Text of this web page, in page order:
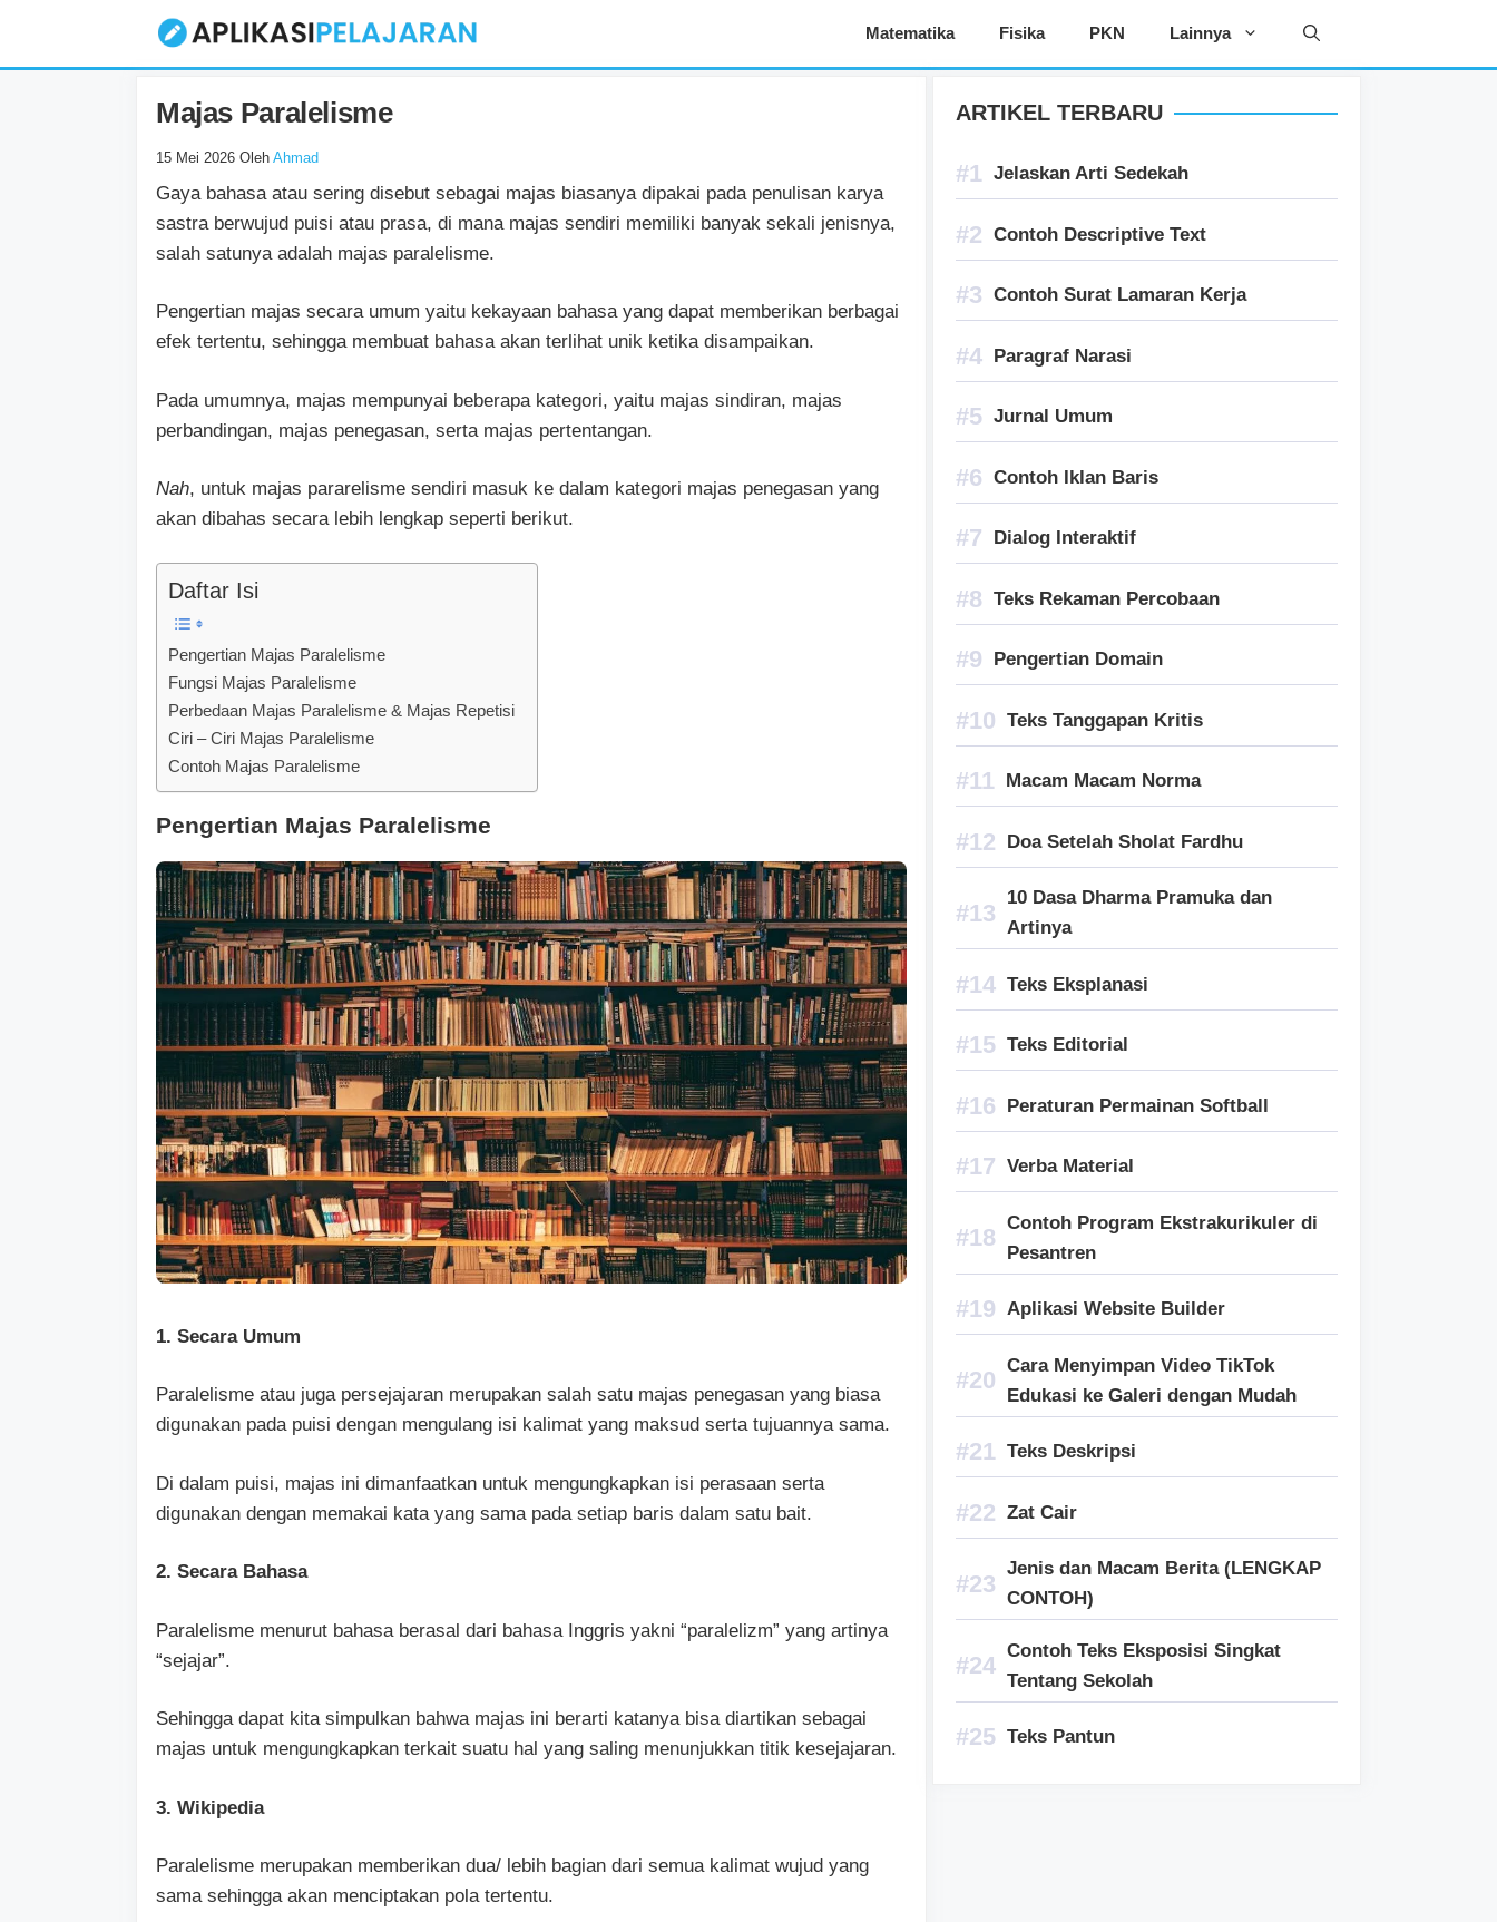
isi
Matematika Fisika PKN Lainnya
Majas Paralelisme
15 Mei 2026 Oleh Ahmad
Gaya bahasa atau sering disebut sebagai majas biasanya dipakai pada penulisan karya
sastra berwujud puisi atau prasa, di mana majas sendiri memiliki banyak sekali jenisnya,
salah satunya adalah majas paralelisme.
Pengertian majas secara umum yaitu kekayaan bahasa yang dapat memberikan berbagai
efek tertentu, sehingga membuat bahasa akan terlihat unik ketika disampaikan.
Pada umumnya, majas mempunyai beberapa kategori, yaitu majas sindiran, majas
perbandingan, majas penegasan, serta majas pertentangan.
Nah, untuk majas pararelisme sendiri masuk ke dalam kategori majas penegasan yang
akan dibahas secara lebih lengkap seperti berikut.
Daftar Isi
Pengertian Majas Paralelisme
Fungsi Majas Paralelisme
Perbedaan Majas Paralelisme & Majas Repetisi
Ciri – Ciri Majas Paralelisme
Contoh Majas Paralelisme
Pengertian Majas Paralelisme
1. Secara Umum
Paralelisme atau juga persejajaran merupakan salah satu majas penegasan yang biasa
digunakan pada puisi dengan mengulang isi kalimat yang maksud serta tujuannya sama.
Di dalam puisi, majas ini dimanfaatkan untuk mengungkapkan isi perasaan serta
digunakan dengan memakai kata yang sama pada setiap baris dalam satu bait.
2. Secara Bahasa
Paralelisme menurut bahasa berasal dari bahasa Inggris yakni “paralelizm” yang artinya
“sejajar”.
Sehingga dapat kita simpulkan bahwa majas ini berarti katanya bisa diartikan sebagai
majas untuk mengungkapkan terkait suatu hal yang saling menunjukkan titik kesejajaran.
3. Wikipedia
Paralelisme merupakan memberikan dua/ lebih bagian dari semua kalimat wujud yang
sama sehingga akan menciptakan pola tertentu.
ARTIKEL TERBARU
Jelaskan Arti Sedekah
Contoh Descriptive Text
Contoh Surat Lamaran Kerja
Paragraf Narasi
Jurnal Umum
Contoh Iklan Baris
Dialog Interaktif
Teks Rekaman Percobaan
Pengertian Domain
Teks Tanggapan Kritis
Macam Macam Norma
Doa Setelah Sholat Fardhu
10 Dasa Dharma Pramuka dan
Artinya
Teks Eksplanasi
Teks Editorial
Peraturan Permainan Softball
Verba Material
Contoh Program Ekstrakurikuler di
Pesantren
Aplikasi Website Builder
Cara Menyimpan Video TikTok
Edukasi ke Galeri dengan Mudah
Teks Deskripsi
Zat Cair
Jenis dan Macam Berita (LENGKAP
CONTOH)
Contoh Teks Eksposisi Singkat
Tentang Sekolah
Teks Pantun